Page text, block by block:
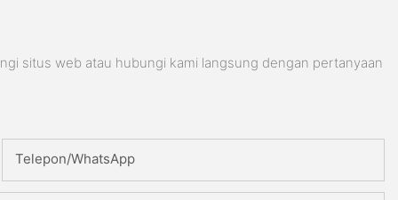
situs web atau hubungi kami langsung dengan pertanyaan
Telepon/WhatsApp